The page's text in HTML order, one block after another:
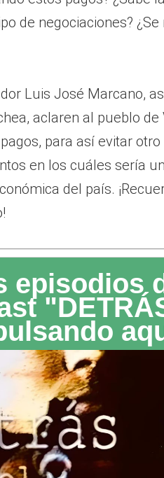
de negociaciones? ¿Se
Luis José Marcano,
aclaren al pueblo de
para así evitar otro
en los cuáles sería
del país.
episodios